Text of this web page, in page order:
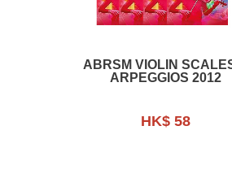
ABRSM VIOLIN
ARPEGGIOS 2012
HK$ 58